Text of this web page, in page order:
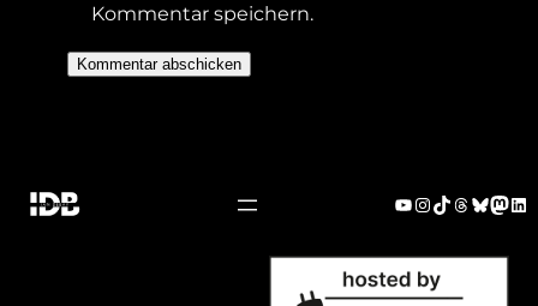
Kommentar speichern.
YouTube
Instagram
TikTok
Threads